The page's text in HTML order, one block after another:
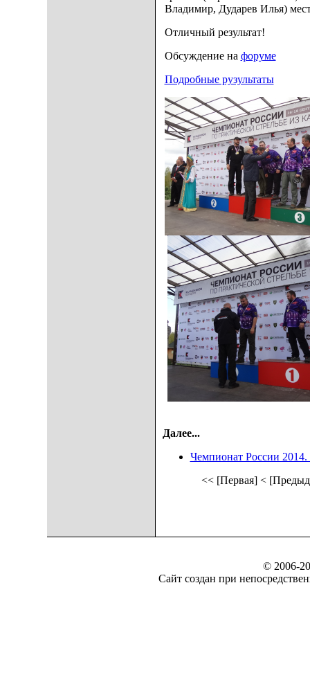
Владимир, Дударев Илья)
Отличный результат!
Обсуждение на форуме
Подробные рузультаты
Далее...
Чемпионат России 2014.
<< [Первая] <
© 2006-
Сайт создан при